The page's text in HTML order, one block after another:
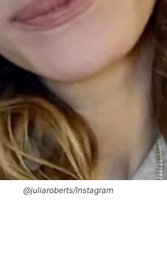
@juliaroberts/Instagram